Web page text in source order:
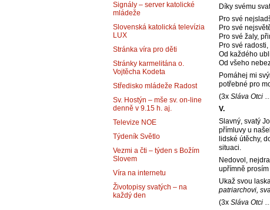
Díky svému
Pro své
Pro své
Pro své žaly,
Pro své
Od každého
Od všeho
Pomáhej mi
potřebné pro
(3x Sláva Otci
V.
Slavný, svatý
přímluvy u
lidské útěchy,
situaci.
Nedovol,
upřímně
Ukaž svou
patriarchovi,
(3x Sláva Otci
Signály – server katolické
mládeže
Slovenská katolická televízia
LUX
Stránka víra pro děti
Stránky karmelitána o.
Vojtěcha Kodeta
Středisko mládeže Radost
Sv. Hostýn – mše sv. on-line
denně v 9.15 h. aj.
Televize NOE
Týdeník Světlo
Vezmi a čti – týden s Božím
Slovem
Víra na internetu
Životopisy svatých – na
každý den